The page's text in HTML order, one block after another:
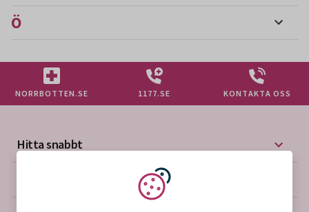
Ö
NORRBOTTEN.SE 1177.SE KONTAKTA OSS
Hitta snabbt
Mer på vårdgivarwebben
Vi använder kakor